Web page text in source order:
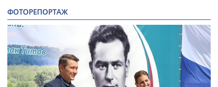
ФОТОРЕПОРТАЖ